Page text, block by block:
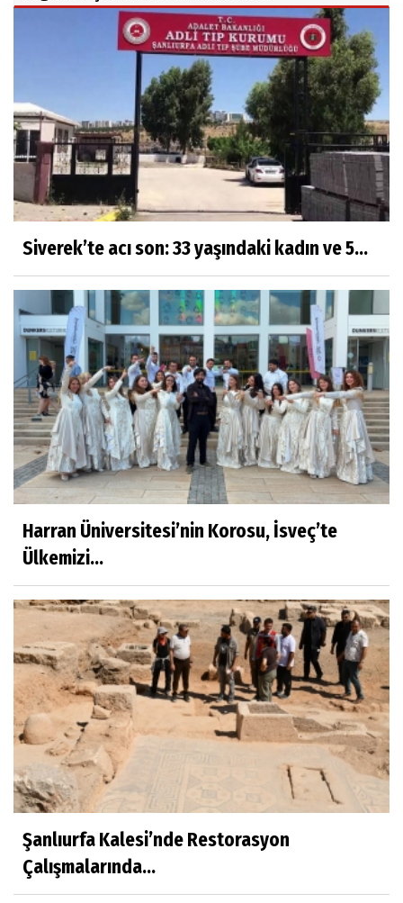
Siverek’te acı son: 33 yaşındaki kadın ve 5...
Harran Üniversitesi’nin Korosu, İsveç’te
Ülkemizi...
Şanlıurfa Kalesi’nde Restorasyon
Çalışmalarında...